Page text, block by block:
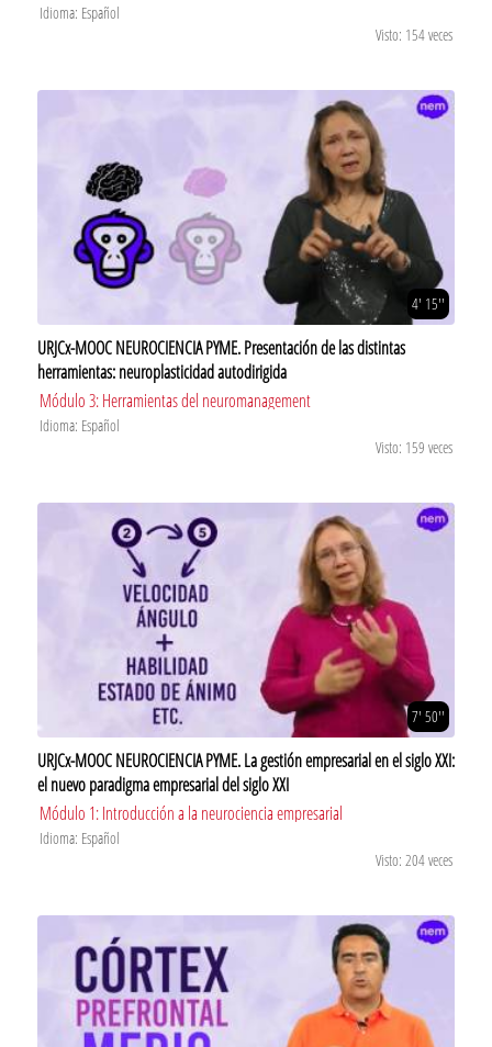
Idioma: Español
Visto: 154 veces
4' 15''
URJCx-MOOC NEUROCIENCIA PYME. Presentación de las distintas
herramientas: neuroplasticidad autodirigida
Módulo 3: Herramientas del neuromanagement
Idioma: Español
Visto: 159 veces
7' 50''
URJCx-MOOC NEUROCIENCIA PYME. La gestión empresarial en el siglo XXI:
el nuevo paradigma empresarial del siglo XXI
Módulo 1: Introducción a la neurociencia empresarial
Idioma: Español
Visto: 204 veces